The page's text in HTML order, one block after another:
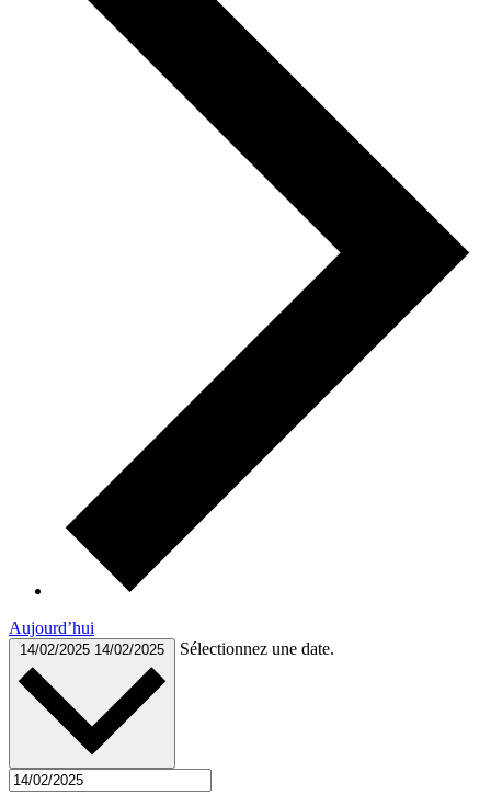
Aujourd’hui
14/02/2025 14/02/2025 Sélectionnez une date.